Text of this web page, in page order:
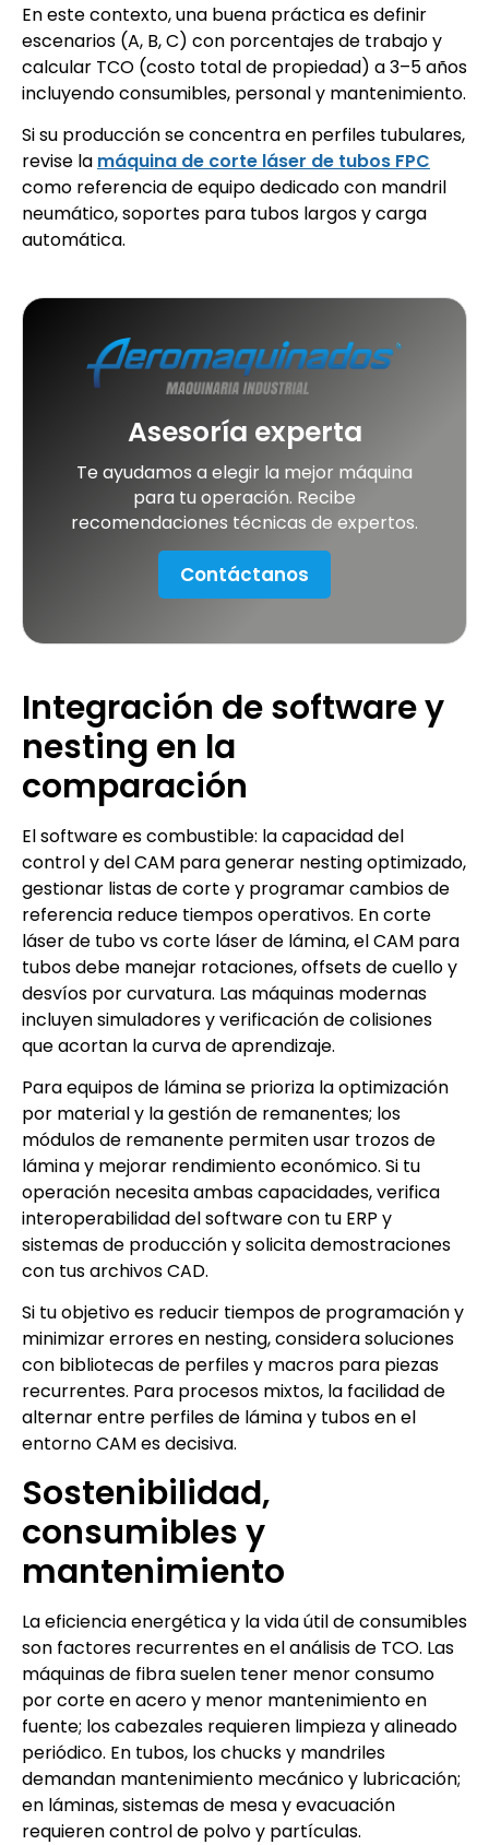
En este contexto, una buena práctica es definir
escenarios (A, B, C) con porcentajes de trabajo y
calcular TCO (costo total de propiedad) a 3–5 años
incluyendo consumibles, personal y mantenimiento.
Si su producción se concentra en perfiles tubulares,
revise la máquina de corte láser de tubos FPC
como referencia de equipo dedicado con mandril
neumático, soportes para tubos largos y carga
automática.
Asesoría experta
Te ayudamos a elegir la mejor máquina
para tu operación. Recibe
recomendaciones técnicas de expertos.
Contáctanos
Integración de software y
nesting en la
comparación
El software es combustible: la capacidad del
control y del CAM para generar nesting optimizado,
gestionar listas de corte y programar cambios de
referencia reduce tiempos operativos. En corte
láser de tubo vs corte láser de lámina, el CAM para
tubos debe manejar rotaciones, offsets de cuello y
desvíos por curvatura. Las máquinas modernas
incluyen simuladores y verificación de colisiones
que acortan la curva de aprendizaje.
Para equipos de lámina se prioriza la optimización
por material y la gestión de remanentes; los
módulos de remanente permiten usar trozos de
lámina y mejorar rendimiento económico. Si tu
operación necesita ambas capacidades, verifica
interoperabilidad del software con tu ERP y
sistemas de producción y solicita demostraciones
con tus archivos CAD.
Si tu objetivo es reducir tiempos de programación y
minimizar errores en nesting, considera soluciones
con bibliotecas de perfiles y macros para piezas
recurrentes. Para procesos mixtos, la facilidad de
alternar entre perfiles de lámina y tubos en el
entorno CAM es decisiva.
Sostenibilidad,
consumibles y
mantenimiento
La eficiencia energética y la vida útil de consumibles
son factores recurrentes en el análisis de TCO. Las
máquinas de fibra suelen tener menor consumo
por corte en acero y menor mantenimiento en
fuente; los cabezales requieren limpieza y alineado
periódico. En tubos, los chucks y mandriles
demandan mantenimiento mecánico y lubricación;
en láminas, sistemas de mesa y evacuación
requieren control de polvo y partículas.